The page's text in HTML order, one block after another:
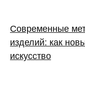
Современные
изделий: как
искусство